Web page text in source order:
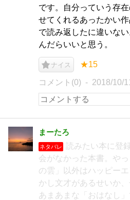
です。自分っていう存
せてくれるあったかい
で読み返したに違いな
んだらいいと思う。
ナイス ★15
コメント(0) 2018/10/11
まーたろ
ネタバレ
読みたい本に登
会がなかった本書。や
の雲」以外はハッピー
かし文才があるせいか
あまあまな「おはなし